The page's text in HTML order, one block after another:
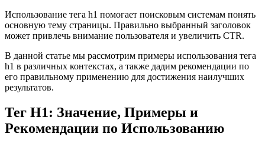
Использование тега h1 помогает поисковым системам понять
основную тему страницы. Правильно выбранный заголовок
может привлечь внимание пользователя и увеличить CTR.
В данной статье мы рассмотрим примеры использования тега
h1 в различных контекстах, а также дадим рекомендации по
его правильному применению для достижения наилучших
результатов.
Тег H1: Значение, Примеры и
Рекомендации по Использованию